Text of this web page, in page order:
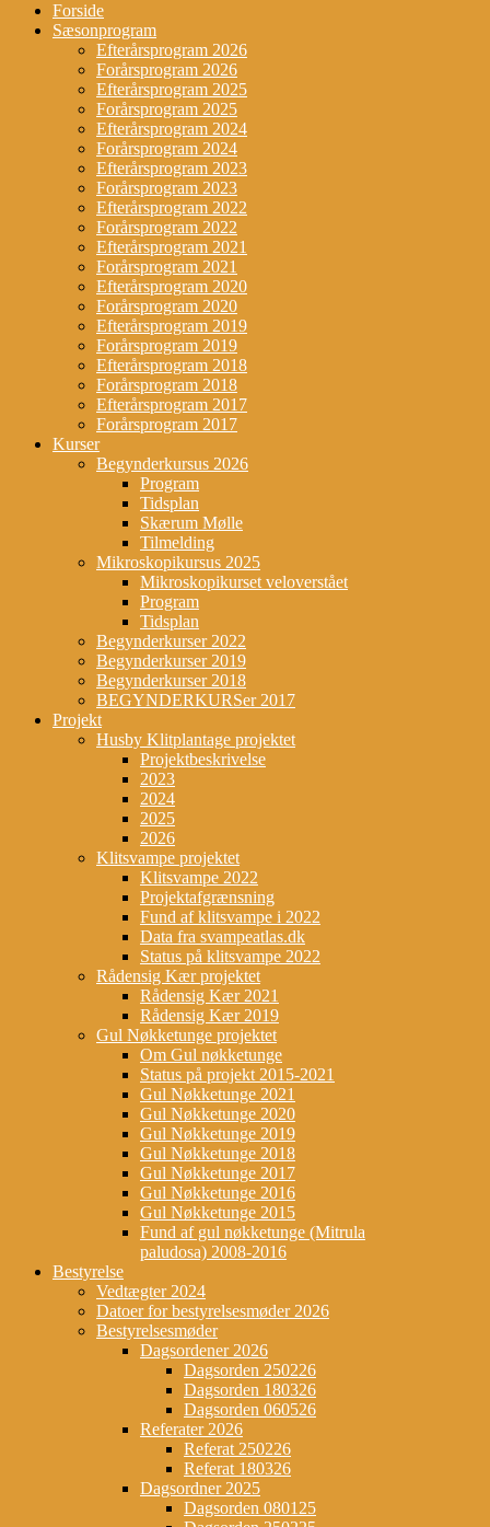
Forside
Sæsonprogram
Efterårsprogram 2026
Forårsprogram 2026
Efterårsprogram 2025
Forårsprogram 2025
Efterårsprogram 2024
Forårsprogram 2024
Efterårsprogram 2023
Forårsprogram 2023
Efterårsprogram 2022
Forårsprogram 2022
Efterårsprogram 2021
Forårsprogram 2021
Efterårsprogram 2020
Forårsprogram 2020
Efterårsprogram 2019
Forårsprogram 2019
Efterårsprogram 2018
Forårsprogram 2018
Efterårsprogram 2017
Forårsprogram 2017
Kurser
Begynderkursus 2026
Program
Tidsplan
Skærum Mølle
Tilmelding
Mikroskopikursus 2025
Mikroskopikurset veloverstået
Program
Tidsplan
Begynderkurser 2022
Begynderkurser 2019
Begynderkurser 2018
BEGYNDERKURSer 2017
Projekt
Husby Klitplantage projektet
Projektbeskrivelse
2023
2024
2025
2026
Klitsvampe projektet
Klitsvampe 2022
Projektafgrænsning
Fund af klitsvampe i 2022
Data fra svampeatlas.dk
Status på klitsvampe 2022
Rådensig Kær projektet
Rådensig Kær 2021
Rådensig Kær 2019
Gul Nøkketunge projektet
Om Gul nøkketunge
Status på projekt 2015-2021
Gul Nøkketunge 2021
Gul Nøkketunge 2020
Gul Nøkketunge 2019
Gul Nøkketunge 2018
Gul Nøkketunge 2017
Gul Nøkketunge 2016
Gul Nøkketunge 2015
Fund af gul nøkketunge (Mitrula
paludosa) 2008-2016
Bestyrelse
Vedtægter 2024
Datoer for bestyrelsesmøder 2026
Bestyrelsesmøder
Dagsordener 2026
Dagsorden 250226
Dagsorden 180326
Dagsorden 060526
Referater 2026
Referat 250226
Referat 180326
Dagsordner 2025
Dagsorden 080125